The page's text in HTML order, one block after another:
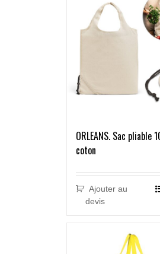
ORLEANS. Sac pliable
coton
Ajouter au
devis